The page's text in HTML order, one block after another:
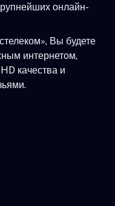
онлайн-
Вы будете
интернетом,
качества и